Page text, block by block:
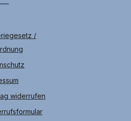
/
widerrufen